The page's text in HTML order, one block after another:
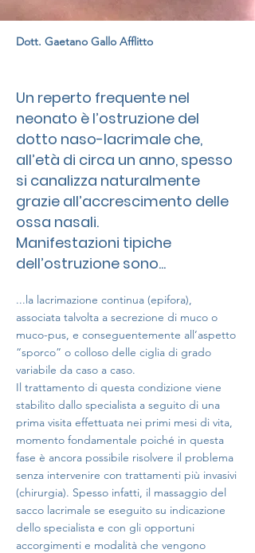
Dott. Gaetano Gallo Afflitto
Un reperto frequente nel
neonato è l’ostruzione del
dotto naso-lacrimale che,
all’età di circa un anno, spesso
si canalizza naturalmente
grazie all’accrescimento delle
ossa nasali.
Manifestazioni tipiche
dell’ostruzione sono...
...la lacrimazione continua (epifora),
associata talvolta a secrezione di muco o
muco-pus, e conseguentemente all’aspetto
“sporco” o colloso delle ciglia di grado
variabile da caso a caso.
Il trattamento di questa condizione viene
stabilito dallo specialista a seguito di una
prima visita effettuata nei primi mesi di vita,
momento fondamentale poiché in questa
fase è ancora possibile risolvere il problema
senza intervenire con trattamenti più invasivi
(chirurgia). Spesso infatti, il massaggio del
sacco lacrimale se eseguito su indicazione
dello specialista e con gli opportuni
accorgimenti e modalità che vengono